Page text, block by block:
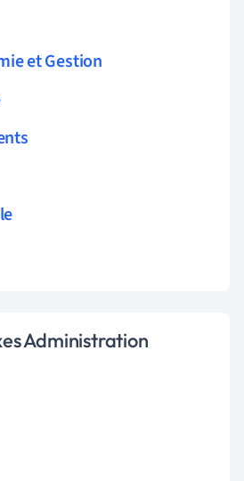
et Gestion
Administration